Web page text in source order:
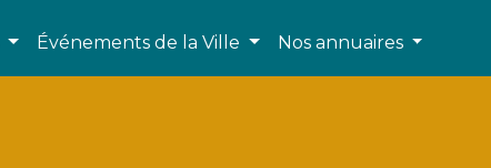
Événements de la Ville Nos annuaires